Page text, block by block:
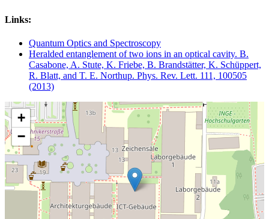
Links:
Quantum Optics and Spectroscopy
Heralded entanglement of two ions in an optical cavity. B.
Casabone, A. Stute, K. Friebe, B. Brandstätter, K. Schüppert,
R. Blatt, and T. E. Northup. Phys. Rev. Lett. 111, 100505
(2013)
+
−